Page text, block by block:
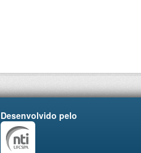
Desenvolvido pelo